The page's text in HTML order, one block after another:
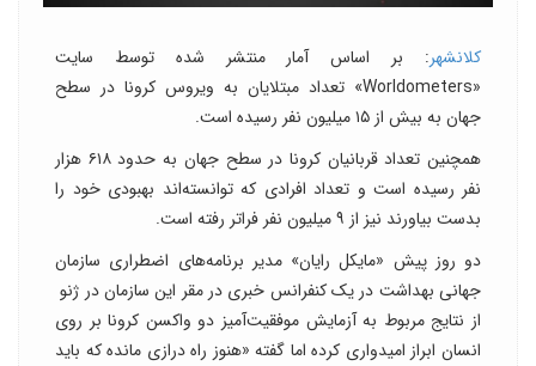
کلانشهر: بر اساس آمار منتشر شده توسط سایت
«Worldometers» تعداد مبتلایان به ویروس کرونا در سطح
جهان به بیش از ۱۵ میلیون نفر رسیده است.
همچنین تعداد قربانیان کرونا در سطح جهان به حدود ۶۱۸ هزار
نفر رسیده است و تعداد افرادی که توانسته‌اند بهبودی خود را
بدست بیاورند نیز از ۹ میلیون نفر فراتر رفته است.
دو روز پیش «مایکل رایان» مدیر برنامه‌های اضطراری سازمان
جهانی بهداشت در یک کنفرانس خبری در مقر این سازمان در ژنو
از نتایج مربوط به آزمایش موفقیت‌آمیز دو واکسن کرونا بر روی
انسان ابراز امیدواری کرده اما گفته «هنوز راه درازی مانده که باید